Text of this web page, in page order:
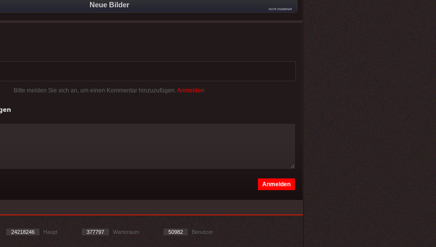
Neue Bilder
nicht moderiert
Bitte melden Sie sich an, um einen Kommentar hinzuzufügen. Anmelden
24218246 Haupt 377797 Warteraum 50982 Benutzer